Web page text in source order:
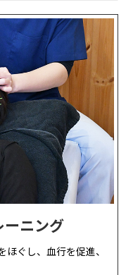
ニング
ぐし、血行を促進、